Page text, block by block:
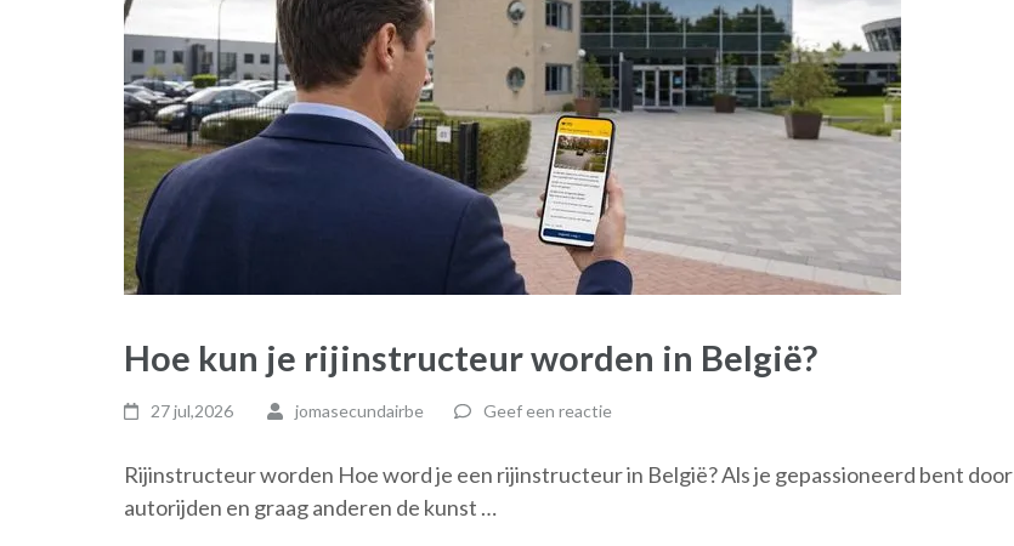
Hoe kun je rijinstructeur worden in België?
27 jul,2026 jomasecundairbe Geef een reactie
Rijinstructeur worden Hoe word je een rijinstructeur in België? Als je gepassioneerd bent door
autorijden en graag anderen de kunst …